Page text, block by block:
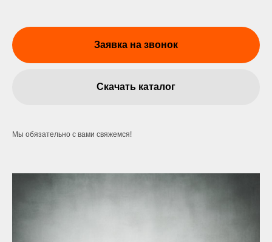
Заявка на звонок
Скачать каталог
Мы обязательно с вами свяжемся!